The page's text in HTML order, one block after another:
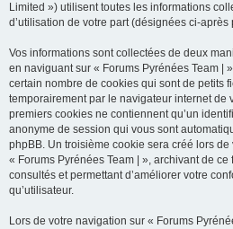
Limited ») utilisent toutes les informations
d’utilisation de votre part (désignées ci-
Vos informations sont collectées de deux
en naviguant sur « Forums Pyrénées Team |
certain nombre de cookies qui sont de petits
temporairement par le navigateur internet de
premiers cookies ne contiennent qu’un
anonyme de session qui vous sont
phpBB. Un troisième cookie sera créé lors
« Forums Pyrénées Team | », archivant de
consultés et permettant d’améliorer votre
qu’utilisateur.
Lors de votre navigation sur « Forums